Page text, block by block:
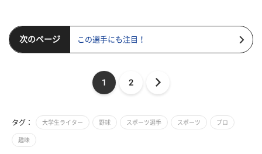
次のページ この選手にも注目！
1 2
タグ： 大学生ライター 野球 スポーツ選手 スポーツ プロ
趣味